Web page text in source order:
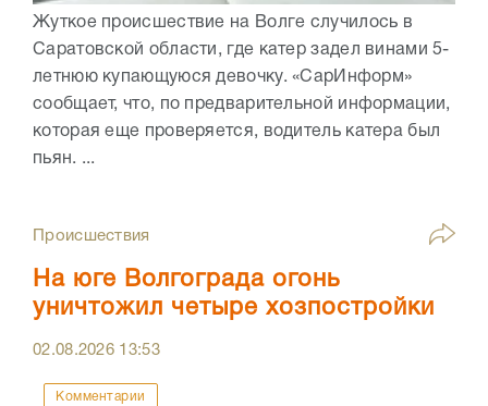
Жуткое происшествие на Волге случилось в
Саратовской области, где катер задел винами 5-
летнюю купающуюся девочку. «СарИнформ»
сообщает, что, по предварительной информации,
которая еще проверяется, водитель катера был
пьян. ...
Происшествия
На юге Волгограда огонь
уничтожил четыре хозпостройки
02.08.2026 13:53
Комментарии